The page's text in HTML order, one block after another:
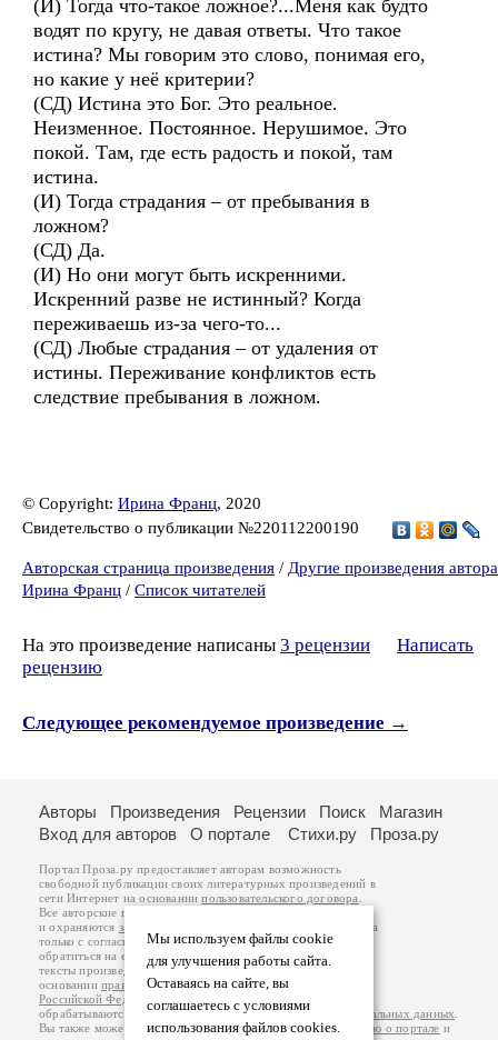
(И) Тогда что-такое ложное?...Меня как будто
водят по кругу, не давая ответы. Что такое
истина? Мы говорим это слово, понимая его,
но какие у неё критерии?
(СД) Истина это Бог. Это реальное.
Неизменное. Постоянное. Нерушимое. Это
покой. Там, где есть радость и покой, там
истина.
(И) Тогда страдания – от пребывания в
ложном?
(СД) Да.
(И) Но они могут быть искренними.
Искренний разве не истинный? Когда
переживаешь из-за чего-то...
(СД) Любые страдания – от удаления от
истины. Переживание конфликтов есть
следствие пребывания в ложном.
© Copyright: Ирина Франц, 2020
Свидетельство о публикации №220112200190
Авторская страница произведения / Другие произведения автора
Ирина Франц / Список читателей
На это произведение написаны 3 рецензии
Написать
рецензию
Следующее рекомендуемое произведение →
Мы используем файлы cookie
для улучшения работы сайта.
Оставаясь на сайте, вы
соглашаетесь с условиями
использования файлов cookies.
Авторы Произведения Рецензии Поиск
Магазин
Вход для авторов
О портале Стихи.ру Проза.ру
Портал Проза.ру предоставляет авторам возможность
свободной публикации своих литературных произведений в
сети Интернет на основаниипользовательского договора
Все авторские права на произведения принадлежат авторам
и охраняются законом
. Перепечатка произведений возможна
только с согласия его автора, к которому вы можете
обратиться на его авторской странице. Ответственность за
тексты произведений авторы несут самостоятельно на
основанииправил публикацииизаконодательства
Российской Федерации
обрабатываются на основанииПолитики обработки персональных данных
Вы также можете посмотреть более подробнуюинформацию о портале и